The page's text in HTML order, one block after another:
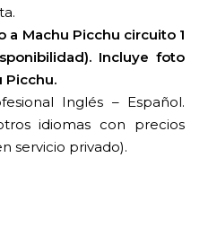
a Machu Picchu circuito 1
Incluye foto
Picchu.
Inglés – Español.
idiomas con precios
servicio privado).